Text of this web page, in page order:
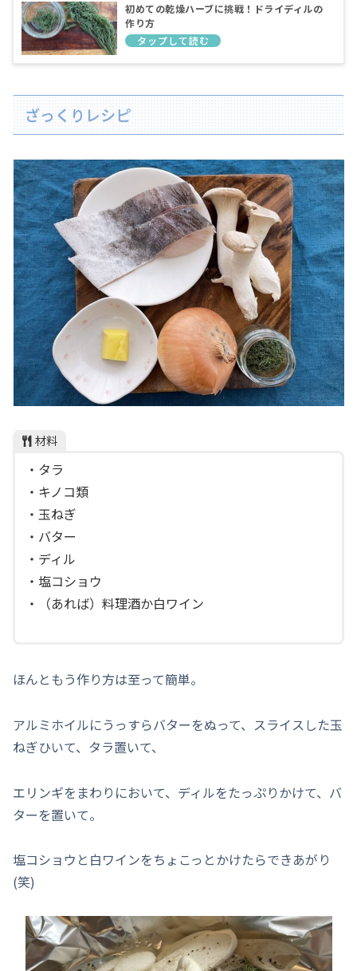
初めての乾燥ハーブに挑戦！ドライディルの
作り方
ざっくりレシピ
材料
・タラ
・キノコ類
・玉ねぎ
・バター
・ディル
・塩コショウ
・（あれば）料理酒か白ワイン
ほんともう作り方は至って簡単。
アルミホイルにうっすらバターをぬって、スライスした玉
ねぎひいて、タラ置いて、
エリンギをまわりにおいて、ディルをたっぷりかけて、バ
ターを置いて。
塩コショウと白ワインをちょこっとかけたらできあがり
(笑)